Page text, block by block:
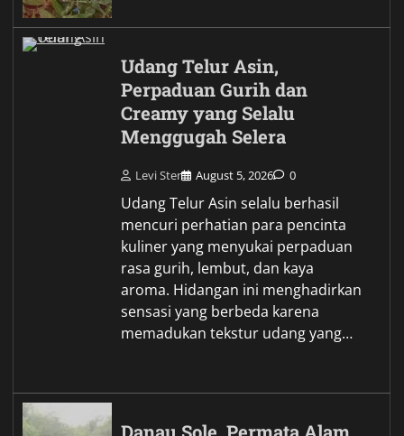
Udang Telur Asin,
Perpaduan Gurih dan
Creamy yang Selalu
Menggugah Selera
Levi Ster August 5, 2026 0
Udang Telur Asin selalu berhasil
mencuri perhatian para pencinta
kuliner yang menyukai perpaduan
rasa gurih, lembut, dan kaya
aroma. Hidangan ini menghadirkan
sensasi yang berbeda karena
memadukan tekstur udang yang…